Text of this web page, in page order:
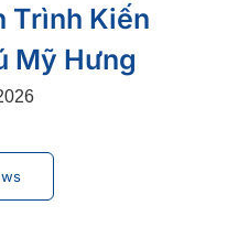
Trình Kiến
Mỹ Hưng